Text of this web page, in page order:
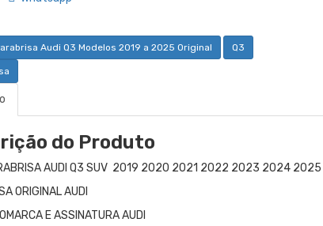
Audi Q3 Modelos 2019 a 2025 Original Q3
do Produto
AUDI Q3 SUV 2019 2020 2021 2022 2023 2024 2025
ORIGINAL AUDI
E ASSINATURA AUDI